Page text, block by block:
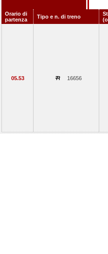
Orario di
partenza
Tipo e n. di treno
05.53 16656